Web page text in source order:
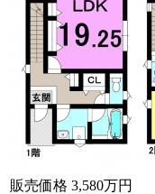
販売価格 3,580万円